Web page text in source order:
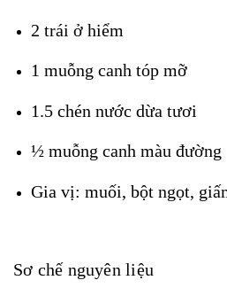
2 trái ở hiểm
1 muỗng canh tóp mỡ
1.5 chén nước dừa tươi
½ muỗng canh màu đường
Gia vị: muối, bột ngọt,
Sơ chế nguyên liệu